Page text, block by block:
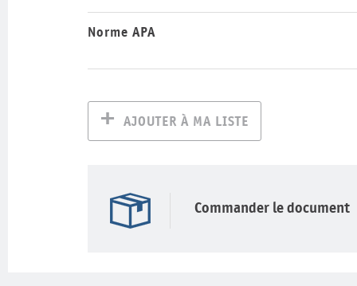
Norme APA
AJOUTER À MA LISTE
Commander le document